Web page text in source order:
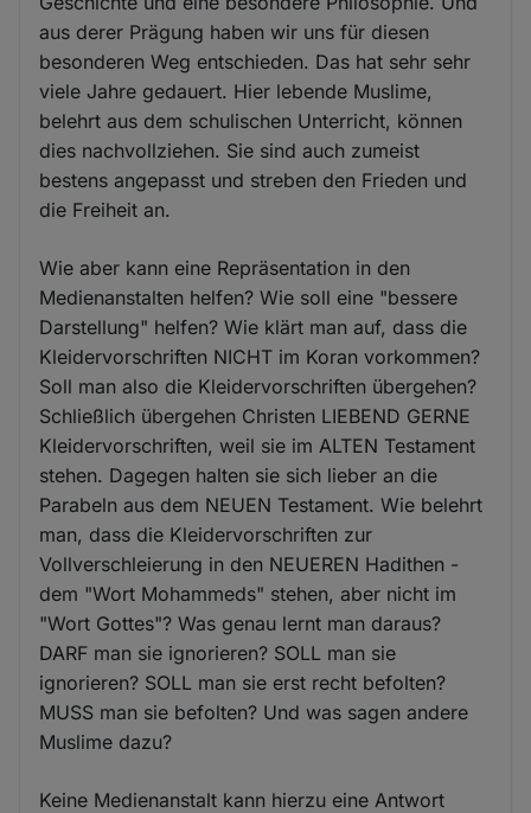
aus derer Prägung haben wir uns für diesen
besonderen Weg entschieden. Das hat sehr sehr
viele Jahre gedauert. Hier lebende Muslime,
belehrt aus dem schulischen Unterricht, können
dies nachvollziehen. Sie sind auch zumeist
bestens angepasst und streben den Frieden und
die Freiheit an.
Wie aber kann eine Repräsentation in den
Medienanstalten helfen? Wie soll eine "bessere
Darstellung" helfen? Wie klärt man auf, dass die
Kleidervorschriften NICHT im Koran vorkommen?
Soll man also die Kleidervorschriften übergehen?
Schließlich übergehen Christen LIEBEND GERNE
Kleidervorschriften, weil sie im ALTEN Testament
stehen. Dagegen halten sie sich lieber an die
Parabeln aus dem NEUEN Testament. Wie belehrt
man, dass die Kleidervorschriften zur
Vollverschleierung in den NEUEREN Hadithen -
dem "Wort Mohammeds" stehen, aber nicht im
"Wort Gottes"? Was genau lernt man daraus?
DARF man sie ignorieren? SOLL man sie
ignorieren? SOLL man sie erst recht befolten?
MUSS man sie befolten? Und was sagen andere
Muslime dazu?
Keine Medienanstalt kann hierzu eine Antwort